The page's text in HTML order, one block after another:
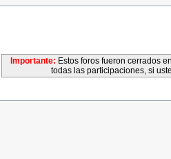
Importante: Estos foros fueron cerrados
todas las participaciones, si